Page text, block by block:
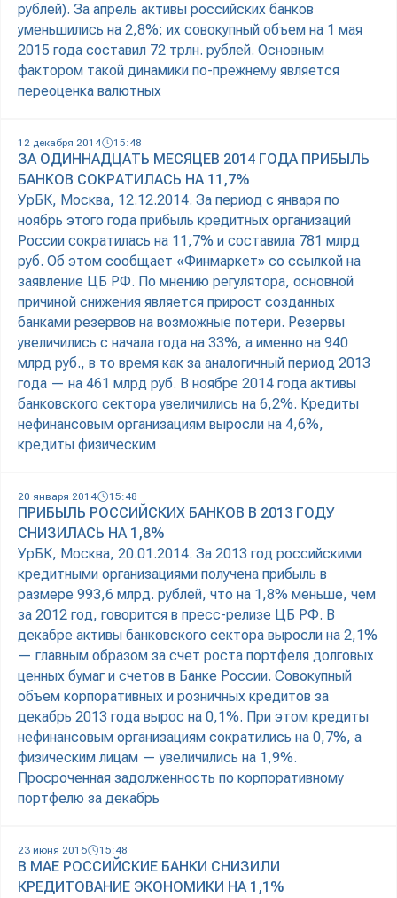
рублей). За апрель активы российских банков
уменьшились на 2,8%; их совокупный объем на 1 мая
2015 года составил 72 трлн. рублей. Основным
фактором такой динамики по-прежнему является
переоценка валютных
12 декабря 2014 15:48
ЗА ОДИННАДЦАТЬ МЕСЯЦЕВ 2014 ГОДА ПРИБЫЛЬ
БАНКОВ СОКРАТИЛАСЬ НА 11,7%
УрБК, Москва, 12.12.2014. За период с января по
ноябрь этого года прибыль кредитных организаций
России сократилась на 11,7% и составила 781 млрд
руб. Об этом сообщает «Финмаркет» со ссылкой на
заявление ЦБ РФ. По мнению регулятора, основной
причиной снижения является прирост созданных
банками резервов на возможные потери. Резервы
увеличились с начала года на 33%, а именно на 940
млрд руб., в то время как за аналогичный период 2013
года — на 461 млрд руб. В ноябре 2014 года активы
банковского сектора увеличились на 6,2%. Кредиты
нефинансовым организациям выросли на 4,6%,
кредиты физическим
20 января 2014 15:48
ПРИБЫЛЬ РОССИЙСКИХ БАНКОВ В 2013 ГОДУ
СНИЗИЛАСЬ НА 1,8%
УрБК, Москва, 20.01.2014. За 2013 год российскими
кредитными организациями получена прибыль в
размере 993,6 млрд. рублей, что на 1,8% меньше, чем
за 2012 год, говорится в пресс-релизе ЦБ РФ. В
декабре активы банковского сектора выросли на 2,1%
— главным образом за счет роста портфеля долговых
ценных бумаг и счетов в Банке России. Совокупный
объем корпоративных и розничных кредитов за
декабрь 2013 года вырос на 0,1%. При этом кредиты
нефинансовым организациям сократились на 0,7%, а
физическим лицам — увеличились на 1,9%.
Просроченная задолженность по корпоративному
портфелю за декабрь
23 июня 2016 15:48
В МАЕ РОССИЙСКИЕ БАНКИ СНИЗИЛИ
КРЕДИТОВАНИЕ ЭКОНОМИКИ НА 1,1%